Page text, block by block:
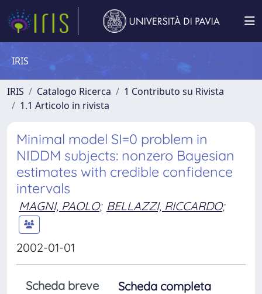
IRIS
IRIS Catalogo Ricerca
1 Contributo su Rivista
1.1 Articolo in rivista
Minimal model SI=0 problem in
NIDDM subjects: nonzero Bayesian
estimates with credible confidence
intervals
MAGNI, PAOLO; BELLAZZI, RICCARDO;
2002-01-01
Scheda breve
Scheda completa